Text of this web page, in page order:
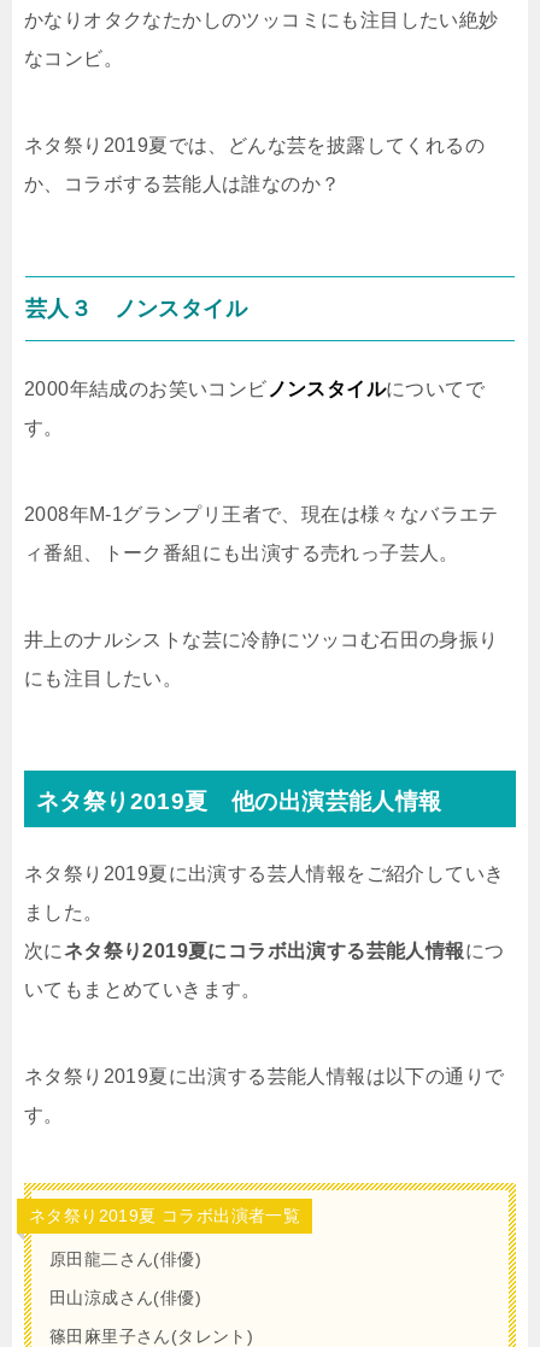
かなりオタクなたかしのツッコミにも注目したい絶妙
なコンビ。
ネタ祭り2019夏では、どんな芸を披露してくれるの
か、コラボする芸能人は誰なのか？
芸人３ ノンスタイル
2000年結成のお笑いコンビ ノンスタイルについてで
す。
2008年M-1グランプリ王者で、現在は様々なバラエテ
ィ番組、トーク番組にも出演する売れっ子芸人。
井上のナルシストな芸に冷静にツッコむ石田の身振り
にも注目したい。
ネタ祭り2019夏 他の出演芸能人情報
ネタ祭り2019夏に出演する芸人情報をご紹介していき
ました。
次にネタ祭り2019夏にコラボ出演する芸能人情報につ
いてもまとめていきます。
ネタ祭り2019夏に出演する芸能人情報は以下の通りで
す。
ネタ祭り2019夏 コラボ出演者一覧
原田龍二さん(俳優)
田山涼成さん(俳優)
篠田麻里子さん(タレント)